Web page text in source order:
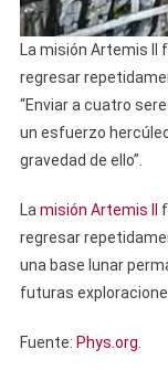
La misión Artemis II
regresar
“Enviar a cuatro
un esfuerzo
gravedad de ello”.
La misión Artemis II
regresar
una base lunar
futuras
Fuente: Phys.org